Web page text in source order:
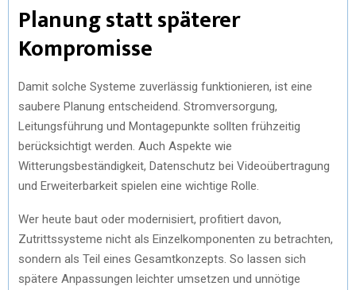
Planung statt späterer
Kompromisse
Damit solche Systeme zuverlässig funktionieren, ist eine
saubere Planung entscheidend. Stromversorgung,
Leitungsführung und Montagepunkte sollten frühzeitig
berücksichtigt werden. Auch Aspekte wie
Witterungsbeständigkeit, Datenschutz bei Videoübertragung
und Erweiterbarkeit spielen eine wichtige Rolle.
Wer heute baut oder modernisiert, profitiert davon,
Zutrittssysteme nicht als Einzelkomponenten zu betrachten,
sondern als Teil eines Gesamtkonzepts. So lassen sich
spätere Anpassungen leichter umsetzen und unnötige